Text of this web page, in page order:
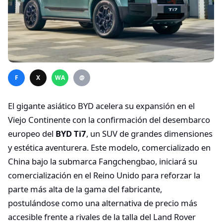
F X WA @
El gigante asiático BYD acelera su expansión en el
Viejo Continente con la confirmación del desembarco
europeo del BYD Ti7, un SUV de grandes dimensiones
y estética aventurera. Este modelo, comercializado en
China bajo la submarca Fangchengbao, iniciará su
comercialización en el Reino Unido para reforzar la
parte más alta de la gama del fabricante,
postulándose como una alternativa de precio más
accesible frente a rivales de la talla del Land Rover